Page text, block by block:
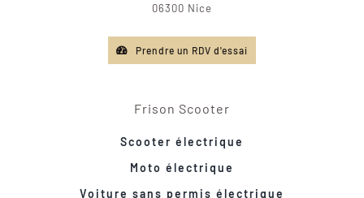
06300 Nice
Prendre un RDV d'essai
Frison Scooter
Scooter électrique
Moto électrique
Voiture sans permis électrique